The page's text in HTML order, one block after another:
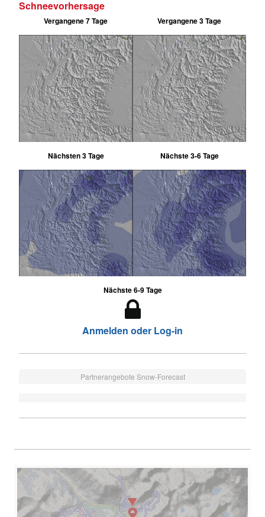
Schneevorhersage
Vergangene 7 Tage Vergangene 3 Tage
Nächsten 3 Tage Nächste 3-6 Tage
Nächste 6-9 Tage
Anmelden oder Log-in
Partnerangebote Snow-Forecast